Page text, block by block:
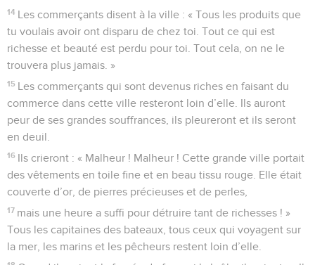
14 Les commerçants disent à la ville : « Tous les produits que
tu voulais avoir ont disparu de chez toi. Tout ce qui est
richesse et beauté est perdu pour toi. Tout cela, on ne le
trouvera plus jamais. »
15 Les commerçants qui sont devenus riches en faisant du
commerce dans cette ville resteront loin d’elle. Ils auront
peur de ses grandes souffrances, ils pleureront et ils seront
en deuil.
16 Ils crieront : « Malheur ! Malheur ! Cette grande ville portait
des vêtements en toile fine et en beau tissu rouge. Elle était
couverte d’or, de pierres précieuses et de perles,
17 mais une heure a suffi pour détruire tant de richesses ! »
Tous les capitaines des bateaux, tous ceux qui voyagent sur
la mer, les marins et les pêcheurs restent loin d’elle.